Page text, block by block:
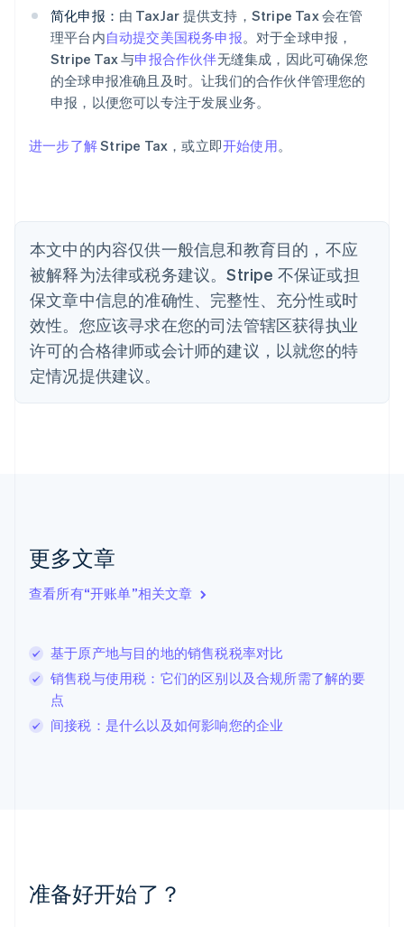
简化申报： 由 TaxJar 提供支持，Stripe Tax 会在管
理平台内自动提交美国税务申报。对于全球申报，
Stripe Tax 与申报合作伙伴无缝集成，因此可确保您
的全球申报准确且及时。让我们的合作伙伴管理您的
申报，以便您可以专注于发展业务。
进一步了解Stripe Tax，或立即开始使用。
本文中的内容仅供一般信息和教育目的，不应
被解释为法律或税务建议。Stripe 不保证或担
保文章中信息的准确性、完整性、充分性或时
效性。您应该寻求在您的司法管辖区获得执业
许可的合格律师或会计师的建议，以就您的特
定情况提供建议。
更多文章
查看所有“开账单”相关文章
基于原产地与目的地的销售税税率对比
销售税与使用税：它们的区别以及合规所需了解的要
点
间接税：是什么以及如何影响您的企业
准备好开始了？
English
爱沙尼亚
English
奥地利
Deutsch English
澳大利亚
巴西
比利时
波兰
English
丹麦
English
德国
Deutsch English
法国
FrançaisEnglish
芬兰
克罗地亚
EnglishItaliano
拉脱维亚
English
列支敦士登
DeutschEnglish
卢森堡
Français
罗马尼亚
墨西哥
EspañolEnglish